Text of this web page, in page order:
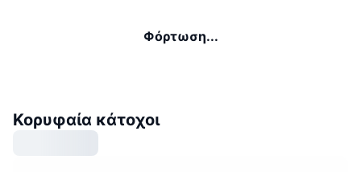
Φόρτωση...
Κορυφαία κάτοχοι